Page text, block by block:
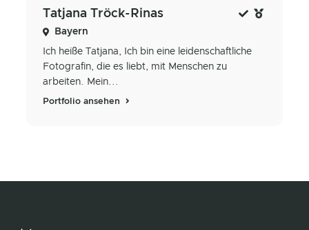
Tatjana Tröck-Rinas
Bayern
Ich heiße Tatjana, Ich bin eine leidenschaftliche
Fotografin, die es liebt, mit Menschen zu
arbeiten. Mein...
Portfolio ansehen